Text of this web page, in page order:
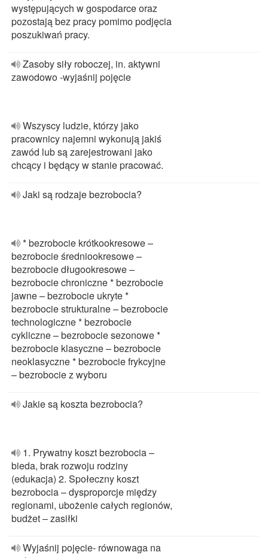
występujących w gospodarce oraz
pozostają bez pracy pomimo podjęcia
poszukiwań pracy.
Zasoby siły roboczej, in. aktywni
zawodowo -wyjaśnij pojęcie
Wszyscy ludzie, którzy jako
pracownicy najemni wykonują jakiś
zawód lub są zarejestrowani jako
chcący i będący w stanie pracować.
Jaki są rodzaje bezrobocia?
* bezrobocie krótkookresowe –
bezrobocie średniookresowe –
bezrobocie długookresowe –
bezrobocie chroniczne * bezrobocie
jawne – bezrobocie ukryte *
bezrobocie strukturalne – bezrobocie
technologiczne * bezrobocie
cykliczne – bezrobocie sezonowe *
bezrobocie klasyczne – bezrobocie
neoklasyczne * bezrobocie frykcyjne
– bezrobocie z wyboru
Jakie są koszta bezrobocia?
1. Prywatny koszt bezrobocia –
bieda, brak rozwoju rodziny
(edukacja) 2. Społeczny koszt
bezrobocia – dysproporcje między
regionami, ubożenie całych regionów,
budżet – zasiłki
Wyjaśnij pojęcie- równowaga na